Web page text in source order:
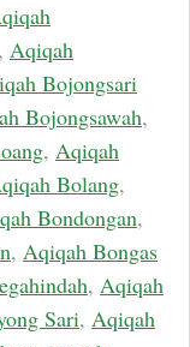
, Aqiqah
Bojongsari
Bojongsawah,
, Aqiqah
Bolang,
Bondongan,
, Aqiqah Bongas
, Aqiqah
Sari, Aqiqah